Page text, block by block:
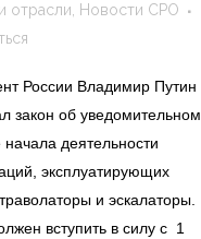
отрасли
Новости СРО
России Владимир Путин
закон об уведомительном
начала деятельности
эксплуатирующих
и эскалаторы.
вступить в силу с 1